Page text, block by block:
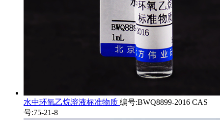
水中环氧乙烷溶液标准物质 编号:BWQ8899-2016 CAS
号:75-21-8